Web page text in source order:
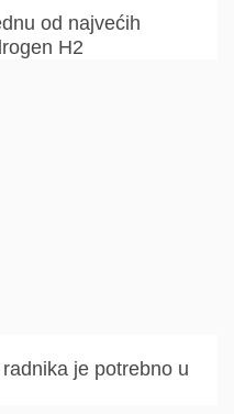
od najvećih
H2
je potrebno u